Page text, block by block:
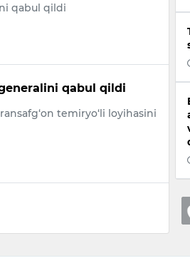
qabul qildi
qabul qildi
temiryo‘li loyihasini